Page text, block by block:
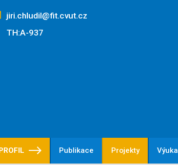
jiri.chludil@fit.cvut.cz
TH:A-937
Publikace Projekty Výuka